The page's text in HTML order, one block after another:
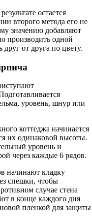
остается
второго метода его не
значению добавляют
производить одной
от друга по цвету.
уровень, шнур или
коттеджа начинается
их одинаковой высоты.
уровень и
через каждые 6 рядов.
начинают кладку
спешки, чтобы
случае стена
в конце каждого дня
пленкой для защиты